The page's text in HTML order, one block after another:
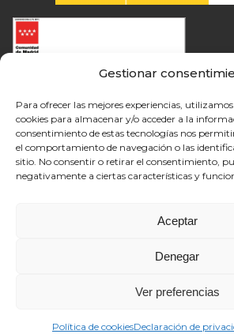
Gestionar
Para ofrecer las mejores experiencias,
cookies para almacenar y/o acceder a la
consentimiento de estas tecnologías nos
el comportamiento de navegación o las
sitio. No consentir o retirar el consentimiento,
negativamente a ciertas características y
Aceptar
Denegar
Ver preferencias
Política de cookiesDeclaración de